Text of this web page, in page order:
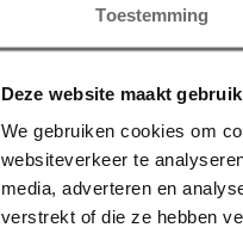
Toestemming
Deze website maakt
We gebruiken cookies om
websiteverkeer te
media, adverteren en
verstrekt of die ze hebben